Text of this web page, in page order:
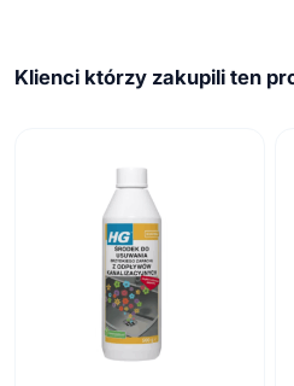
Klienci którzy zakupili ten